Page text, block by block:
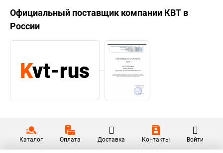
Официальный поставщик компании КВТ в
России
Каталог Оплата Доставка Контакты Войти